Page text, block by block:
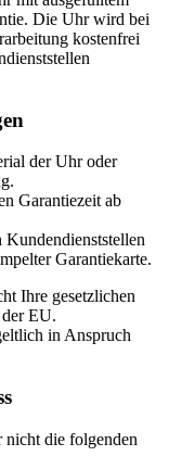
Die Uhr wird bei
kostenfrei
der Uhr oder
Garantiezeit ab
Garantiekarte.
Ihre gesetzlichen
EU.
in Anspruch
nicht die folgenden